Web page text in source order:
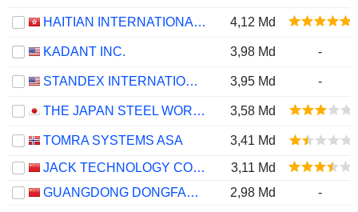
HAITIAN INTERNATIONAL HOLDINGS LIMITED 4,12 Md
KADANT INC. 3,98 Md -
STANDEX INTERNATIONAL CORPORATION 3,95 Md -
THE JAPAN STEEL WORKS, LTD. 3,58 Md
TOMRA SYSTEMS ASA
3,41 Md
JACK TECHNOLOGY CO.,LTD
3,11 Md
GUANGDONG DONGFANG PRECISION SCIENCE & TECHNOLOGY CO., LTD.
2,98 Md
-